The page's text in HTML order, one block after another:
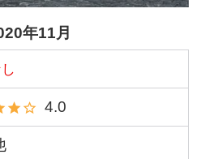
年11月
4.0